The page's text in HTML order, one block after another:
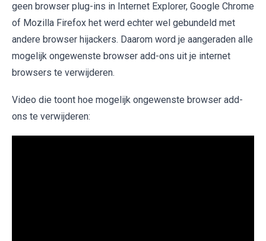
geen browser plug-ins in Internet Explorer, Google Chrome
of Mozilla Firefox het werd echter wel gebundeld met
andere browser hijackers. Daarom word je aangeraden alle
mogelijk ongewenste browser add-ons uit je internet
browsers te verwijderen.
Video die toont hoe mogelijk ongewenste browser add-
ons te verwijderen: